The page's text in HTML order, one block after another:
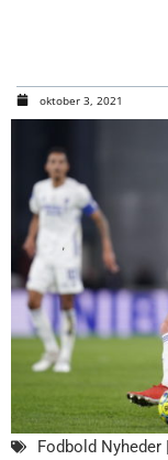
oktober 3, 2021
Fodbold Nyheder